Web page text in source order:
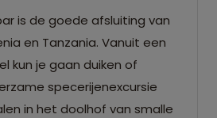
is de goede afsluiting van
en Tanzania. Vanuit een
kun je gaan duiken of
specerijenexcursie
in het doolhof van smalle